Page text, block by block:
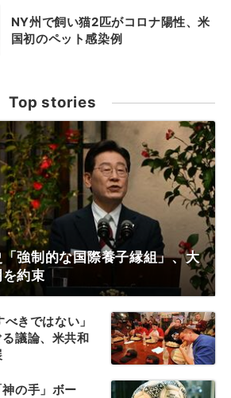
NY州で飼い猫2匹がコロナ陽性、米
国初のペット感染例
Top stories
強制的な国際養子縁組」、大
約束
きではない」
議論、米共和
の手」ボー